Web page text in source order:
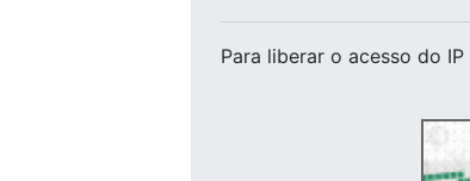
Para liberar o acesso do IP